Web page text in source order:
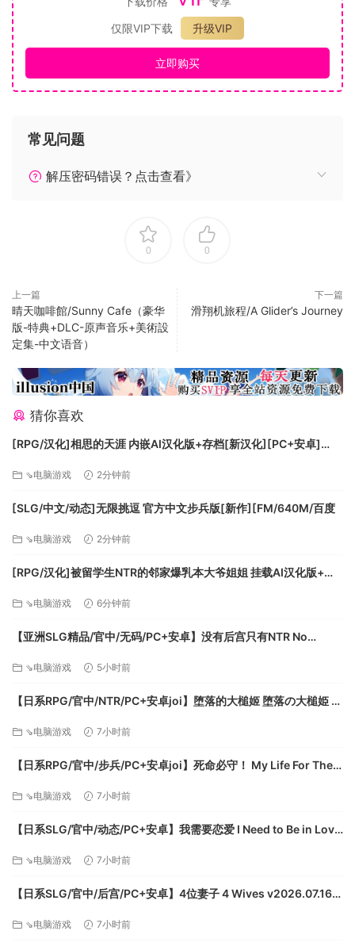
有时，我们会遇到很多困难，而解决问题的方法往往在我们自
瓶子女士真的是个很漂亮的瓶子，碰见她瓶子先生应该会更有
… …
合理操控并引导瓶子旋转前进，前往梦想的路途不会一帆风
顺，试着感受旅程吧！
特色
· 引导式旁白
· 3个主题场景
仅限VIP下载
升级VIP
立即购买
常见问题
解压密码错误？点击查看》
0 0
上一篇
晴天咖啡館/Sunny Cafe（豪华
版-特典+DLC-原声音乐+美術設
定集-中文语音）
下一篇
滑翔机旅程/A Glider’s Journey
猜你喜欢
[RPG/汉化]相思的天涯 内嵌AI汉化版+存档[新汉化][PC+安卓]
⇘电脑游戏 2分钟前
[SLG/中文/动态]无限挑逗 官方中文步兵版[新作][FM/640M/百度
⇘电脑游戏 2分钟前
[RPG/汉化]被留学生NTR的邻家爆乳本大爷姐姐 挂载AI汉化版+存
⇘电脑游戏 6分钟前
【亚洲SLG精品/官中/无码/PC+安卓】没有后宫只有NTR No
⇘电脑游戏 5小时前
【日系RPG/官中/NTR/PC+安卓joi】堕落的大槌姬 堕落の大槌姫 官
⇘电脑游戏 7小时前
【日系RPG/官中/步兵/PC+安卓joi】死命必守！ My Life For Thee!
⇘电脑游戏 7小时前
【日系SLG/官中/动态/PC+安卓】我需要恋爱 I Need to Be in Love
⇘电脑游戏 7小时前
【日系SLG/官中/后宫/PC+安卓】4位妻子 4 Wives v2026.07.16
⇘电脑游戏 7小时前